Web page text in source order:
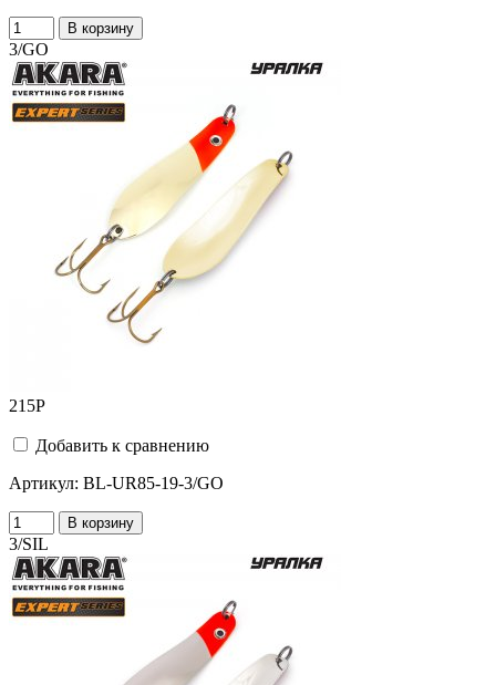
В корзину
3/GO
215Р
Добавить к сравнению
Артикул: BL-UR85-19-3/GO
В корзину
3/SIL